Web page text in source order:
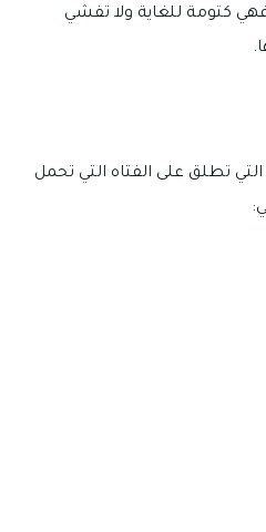
كتومة للغاية ولا تفشي
تطلق على الفتاه التي تحمل